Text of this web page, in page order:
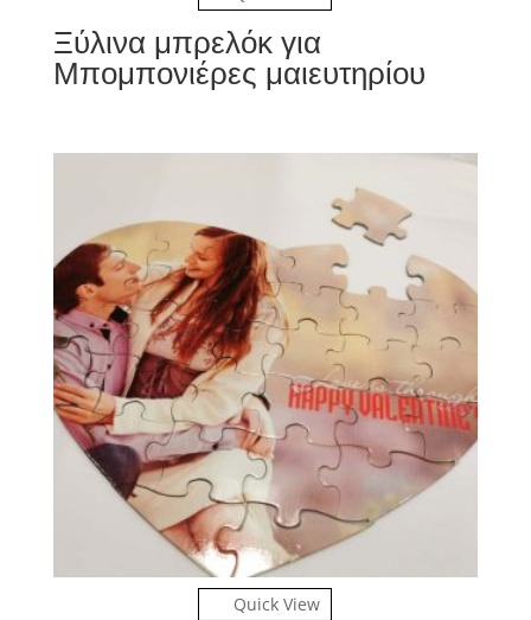
Ξύλινα μπρελόκ για
Μπομπονιέρες μαιευτηρίου
Quick View